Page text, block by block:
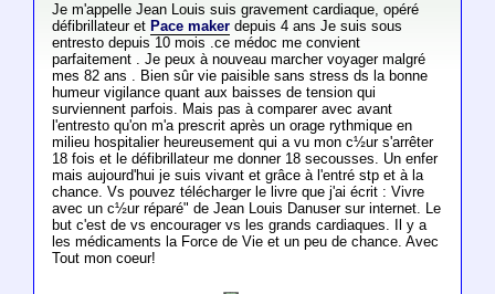
Je m'appelle Jean Louis suis gravement cardiaque, opéré
défibrillateur et Pace makerdepuis 4 ans Je suis sous
entresto depuis 10 mois .ce médoc me convient
parfaitement . Je peux à nouveau marcher voyager malgré
mes 82 ans . Bien sûr vie paisible sans stress ds la bonne
humeur vigilance quant aux baisses de tension qui
surviennent parfois. Mais pas à comparer avec avant
l'entresto qu'on m'a prescrit après un orage rythmique en
milieu hospitalier heureusement qui a vu mon c½ur s'arrêter
18 fois et le défibrillateur me donner 18 secousses. Un enfer
mais aujourd'hui je suis vivant et grâce à l'entré stp et à la
chance. Vs pouvez télécharger le livre que j'ai écrit : Vivre
avec un c½ur réparé" de Jean Louis Danuser sur internet. Le
but c'est de vs encourager vs les grands cardiaques. Il y a
les médicaments la Force de Vie et un peu de chance. Avec
Tout mon coeur!